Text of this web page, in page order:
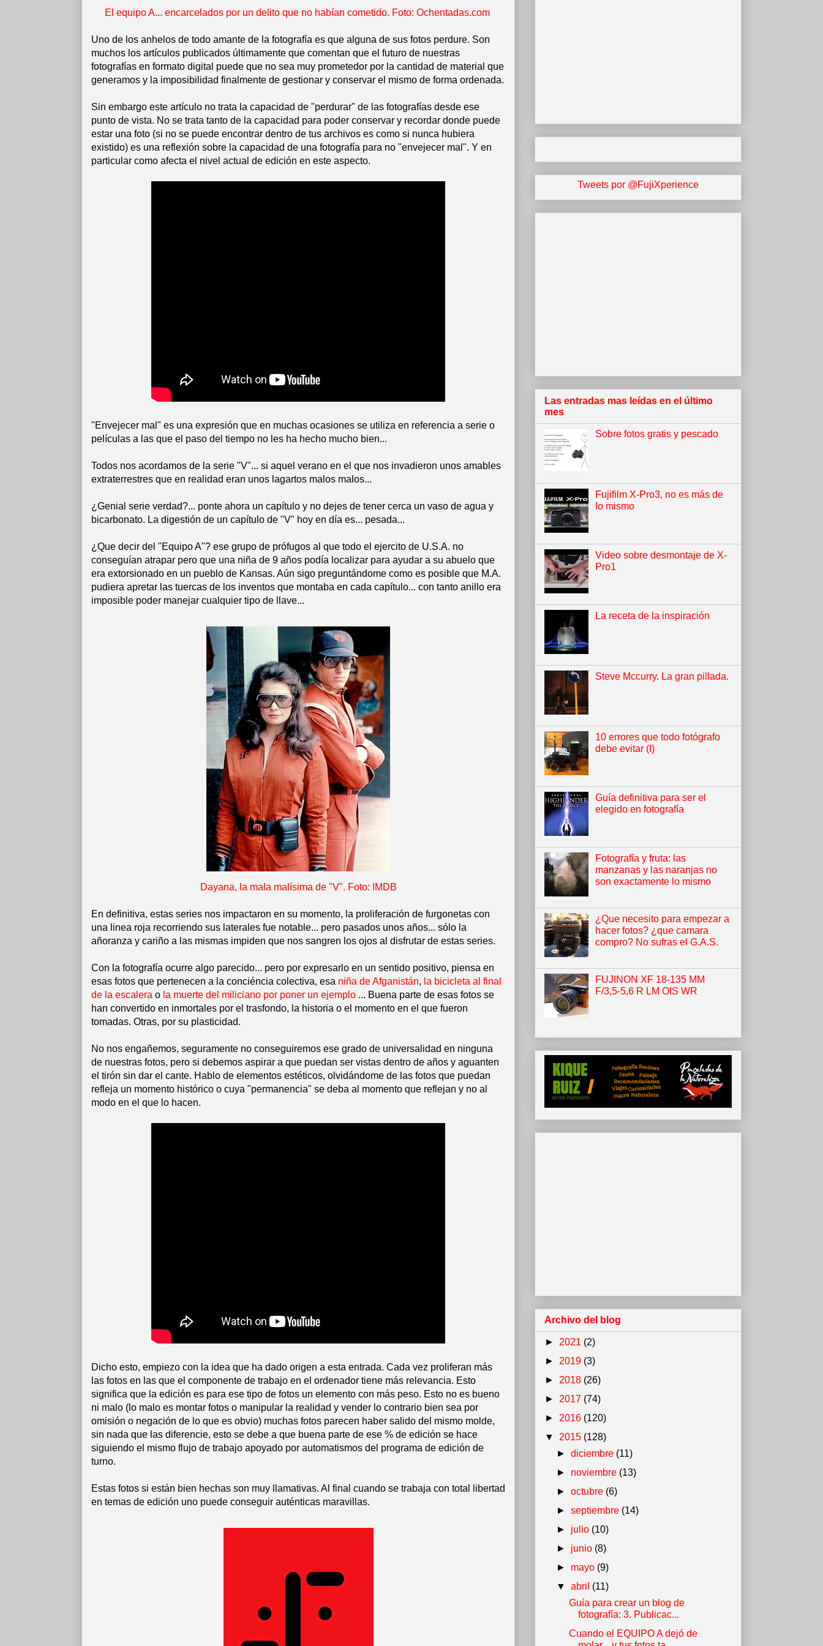
El equipo A... encarcelados por un delito que no habían cometido. Foto: Ochentadas.com
Uno de los anhelos de todo amante de la fotografía es que alguna de sus fotos perdure. Son
muchos los artículos publicados últimamente que comentan que el futuro de nuestras
fotografías en formato digital puede que no sea muy prometedor por la cantidad de material que
generamos y la imposibilidad finalmente de gestionar y conservar el mismo de forma ordenada.
Sin embargo este artículo no trata la capacidad de "perdurar" de las fotografías desde ese
punto de vista. No se trata tanto de la capacidad para poder conservar y recordar donde puede
estar una foto (si no se puede encontrar dentro de tus archivos es como si nunca hubiera
existido) es una reflexión sobre la capacidad de una fotografía para no "envejecer mal". Y en
particular como afecta el nivel actual de edición en este aspecto.
"Envejecer mal" es una expresión que en muchas ocasiones se utiliza en referencia a serie o
películas a las que el paso del tiempo no les ha hecho mucho bien...
Todos nos acordamos de la serie "V"... si aquel verano en el que nos invadieron unos amables
extraterrestres que en realidad eran unos lagartos malos malos...
¿Genial serie verdad?... ponte ahora un capítulo y no dejes de tener cerca un vaso de agua y
bicarbonato. La digestión de un capítulo de "V" hoy en día es... pesada...
¿Que decir del "Equipo A"? ese grupo de prófugos al que todo el ejercito de U.S.A. no
conseguían atrapar pero que una niña de 9 años podía localizar para ayudar a su abuelo que
era extorsionado en un pueblo de Kansas. Aún sigo preguntándome como es posible que M.A.
pudiera apretar las tuercas de los inventos que montaba en cada capítulo... con tanto anillo era
imposible poder manejar cualquier tipo de llave...
Dayana, la mala malísima de "V". Foto: IMDB
En definitiva, estas series nos impactaron en su momento, la proliferación de furgonetas con
una linea roja recorriendo sus laterales fue notable... pero pasados unos años... sólo la
añoranza y cariño a las mismas impiden que nos sangren los ojos al disfrutar de estas series.
Con la fotografía ocurre algo parecido... pero por expresarlo en un sentido positivo, piensa en
esas fotos que pertenecen a la conciéncia colectiva, esa niña de Afganistán, la bicicleta al final
de la escalera o la muerte del miliciano por poner un ejemplo ... Buena parte de esas fotos se
han convertido en inmortales por el trasfondo, la historia o el momento en el que fueron
tomadas. Otras, por su plasticidad.
No nos engañemos, seguramente no conseguiremos ese grado de universalidad en ninguna
de nuestras fotos, pero si debemos aspirar a que puedan ser vistas dentro de años y aguanten
el tirón sin dar el cante. Hablo de elementos estéticos, olvidándome de las fotos que puedan
refleja un momento histórico o cuya "permanencia" se deba al momento que reflejan y no al
modo en el que lo hacen.
Dicho esto, empiezo con la idea que ha dado origen a esta entrada. Cada vez proliferan más
las fotos en las que el componente de trabajo en el ordenador tiene más relevancia. Esto
significa que la edición es para ese tipo de fotos un elemento con más peso. Esto no es bueno
ni malo (lo malo es montar fotos o manipular la realidad y vender lo contrario bien sea por
omisión o negación de lo que es obvio) muchas fotos parecen haber salido del mismo molde,
sin nada que las diferencie, esto se debe a que buena parte de ese % de edición se hace
siguiendo el mismo flujo de trabajo apoyado por automatismos del programa de edición de
turno.
Estas fotos si están bien hechas son muy llamativas. Al final cuando se trabaja con total libertad
en temas de edición uno puede conseguir auténticas maravillas.
Tweets por @FujiXperience
Las entradas mas leídas en el último
mes
Sobre fotos gratis y pescado
Fujifilm X-Pro3, no es más de
lo mismo
Video sobre desmontaje de X-
Pro1
La receta de la inspiración
Steve Mccurry. La gran pillada.
10 errores que todo fotógrafo
debe evitar (I)
Guía definitiva para ser el
elegido en fotografía
Fotografía y fruta: las
manzanas y las naranjas no
son exactamente lo mismo
¿Que necesito para empezar a
hacer fotos? ¿que camara
compro? No sufras el G.A.S.
FUJINON XF 18-135 MM
F/3,5-5,6 R LM OIS WR
Archivo del blog
► 2021 (2)
► 2019 (3)
► 2018 (26)
► 2017 (74)
► 2016 (120)
▼ 2015 (128)
►diciembre (11)
► noviembre (13)
►octubre (6)
►septiembre (14)
► julio (10)
► junio (8)
► mayo (9)
▼abril (11)
Guía para crear un blog de
fotografía: 3. Publicac...
Cuando el EQUIPO A dejó de